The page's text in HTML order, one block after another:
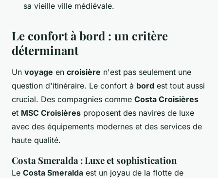
sa vieille ville médiévale.
Le confort à bord : un critère
déterminant
Un voyage en croisière n'est pas seulement une
question d'itinéraire. Le confort à bord est tout aussi
crucial. Des compagnies comme Costa Croisières
et MSC Croisières proposent des navires de luxe
avec des équipements modernes et des services de
haute qualité.
Costa Smeralda : Luxe et sophistication
Le Costa Smeralda est un joyau de la flotte de